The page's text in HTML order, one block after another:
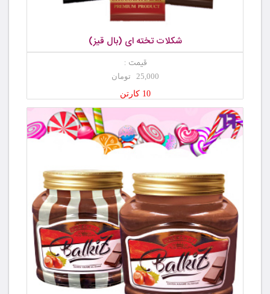
شکلات تخته ای (بال قیز)
قیمت :
25,000 تومان
10 کارتن